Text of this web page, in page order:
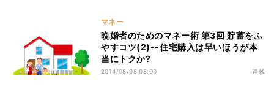
マネー
晩婚者のためのマネー術 第3回 貯蓄をふ
やすコツ(2)--住宅購入は早いほうが本
当にトクか?
2014/08/08 08:00 連載